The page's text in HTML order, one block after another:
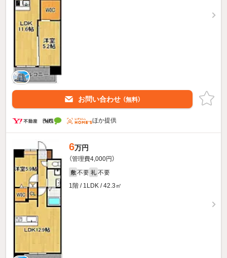
お問い合わせ （無料）
ほか提供
6万円
（管理費4,000円）
敷 不要 礼 不要
1階 / 1LDK / 42.3㎡